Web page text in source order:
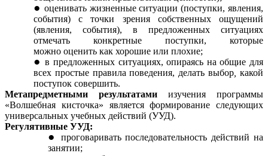
оцениватьжизненные ситуации (поступки, явления,
события) с точки зрения собственных ощущений
(явления, события), в предложенных ситуациях
отмечать конкретные поступки, которые
можно оценить как хорошие или плохие;
в предложенных ситуациях, опираясь на общие для
всех простые правила поведения, делать выбор какой
поступок совершить.
Метапредметными результатами изучения программы
«Волшебная кисточка» является формирование следующих
универсальных учебных действий (УУД).
Регулятивные УУД:
проговаривать последовательность действий на
занятии;